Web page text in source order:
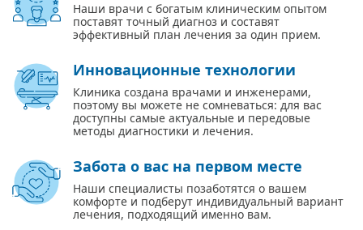
Наши врачи с богатым клиническим опытом
поставят точный диагноз и составят
эффективный план лечения за один прием.
Инновационные технологии
Клиника создана врачами и инженерами,
поэтому вы можете не сомневаться: для вас
доступны самые актуальные и передовые
методы диагностики и лечения.
Забота о вас на первом месте
Наши специалисты позаботятся о вашем
комфорте и подберут индивидуальный вариант
лечения, подходящий именно вам.